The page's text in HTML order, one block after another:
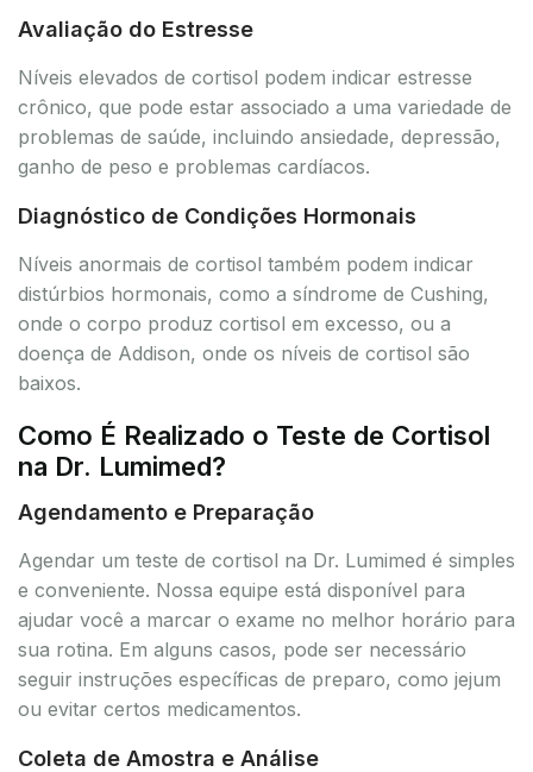
Avaliação do Estresse
Níveis elevados de cortisol podem indicar estresse
crônico, que pode estar associado a uma variedade de
problemas de saúde, incluindo ansiedade, depressão,
ganho de peso e problemas cardíacos.
Diagnóstico de Condições Hormonais
Níveis anormais de cortisol também podem indicar
distúrbios hormonais, como a síndrome de Cushing,
onde o corpo produz cortisol em excesso, ou a
doença de Addison, onde os níveis de cortisol são
baixos.
Como É Realizado o Teste de Cortisol
na Dr. Lumimed?
Agendamento e Preparação
Agendar um teste de cortisol na Dr. Lumimed é simples
e conveniente. Nossa equipe está disponível para
ajudar você a marcar o exame no melhor horário para
sua rotina. Em alguns casos, pode ser necessário
seguir instruções específicas de preparo, como jejum
ou evitar certos medicamentos.
Coleta de Amostra e Análise